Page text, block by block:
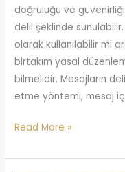
doğruluğu ve
delil şeklinde
olarak kullanılabilir mi
birtakım yasal
bilmelidir. Mesajların
etme yöntemi, mesaj
Read More »